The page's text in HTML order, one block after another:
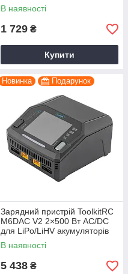
В наявності
1 729 ₴
Купити
Новинка Подарунок
Зарядний пристрій ToolkitRC
M6DAC V2 2×500 Вт AC/DC
для LiPo/LiHV акумуляторів
1-6S, 2 канали, чорний, для
FPV і RC моделей
В наявності
5 438 ₴